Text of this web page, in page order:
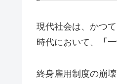
現代社会は、かつ
時代において、
「
終身雇用制度の崩